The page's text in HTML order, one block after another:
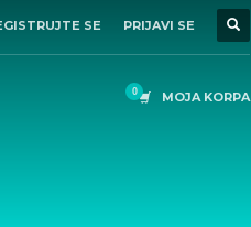
SE PRIJAVI SE
MOJA KORPA